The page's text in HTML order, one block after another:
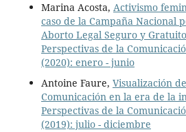
Marina Acosta, Activismo
caso de la Campaña Nacional
Aborto Legal Seguro y
Perspectivas de la
(2020): enero - junio
Antoine Faure, Visualización
Comunicación en la era de la
Perspectivas de la
(2019): julio - diciembre